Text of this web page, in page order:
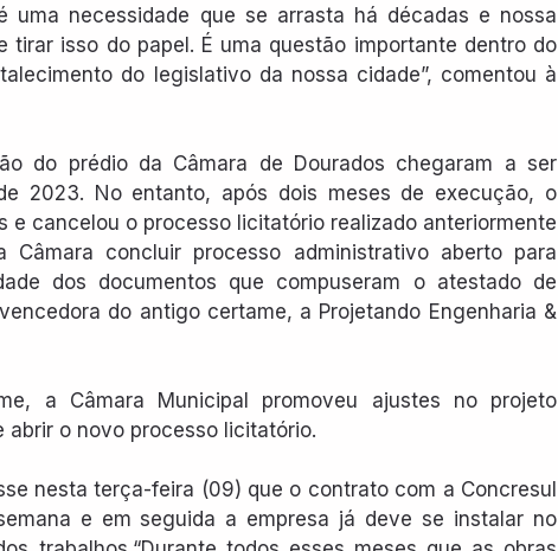
uma necessidade que se arrasta há décadas e nossa
tirar isso do papel. É uma questão importante dentro do
do legislativo da nossa cidade”, comentou à
do prédio da Câmara de Dourados chegaram a ser
2023. No entanto, após dois meses de execução, o
e cancelou o processo licitatório realizado anteriormente
Câmara concluir processo administrativo aberto para
dos documentos que compuseram o atestado de
do antigo certame, a Projetando Engenharia &
a Câmara Municipal promoveu ajustes no projeto
o novo processo licitatório.
nesta terça-feira (09) que o contrato com a Concresul
e em seguida a empresa já deve se instalar no